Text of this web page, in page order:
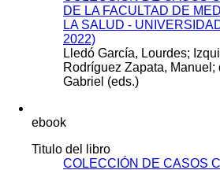
DE LA FACULTAD DE
LA SALUD -
2022)
Lledó García, Lourdes;
Rodríguez Zapata, Manuel;
Gabriel (eds.)
ebook
Titulo del libro
COLECCIÓN DE CASOS